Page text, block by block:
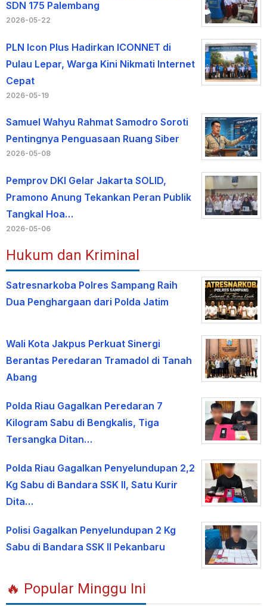
SDN 175 Palembang
2026-05-22
PLN Icon Plus Hadirkan ICONNET di
Pulau Lepar, Warga Kini Nikmati Internet
Cepat
2026-05-19
Samuel Wahyu Rahmat Samodro Soroti
Pentingnya Penguasaan Ruang Siber
2026-05-08
Pemprov DKI Gelar Jakarta SOLID,
Pramono Anung Tekankan Peran Publik
Tangkal Hoa…
2026-05-06
Hukum dan Kriminal
Satresnarkoba Polres Sampang Raih
Dua Penghargaan dari Polda Jatim
Wali Kota Jakpus Perkuat Sinergi
Berantas Peredaran Tramadol di Tanah
Abang
Polda Riau Gagalkan Peredaran 7
Kilogram Sabu di Bengkalis, Tiga
Tersangka Ditan…
Polda Riau Gagalkan Penyelundupan 2,2
Kg Sabu di Bandara SSK II, Satu Kurir
Dita…
Polisi Gagalkan Penyelundupan 2 Kg
Sabu di Bandara SSK II Pekanbaru
🔥 Popular Minggu Ini